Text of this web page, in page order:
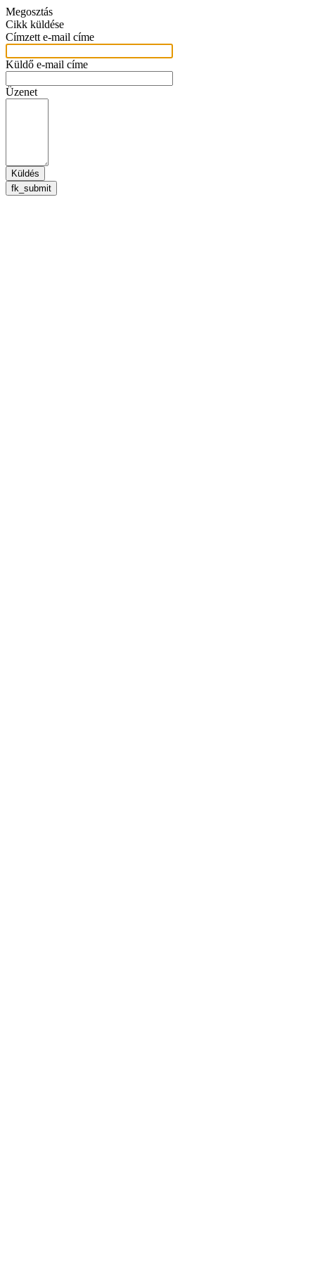
Megosztás
Cikk küldése
Címzett e-mail címe
Küldő e-mail címe
Üzenet